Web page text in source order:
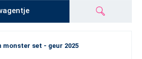
monster set - geur 2025